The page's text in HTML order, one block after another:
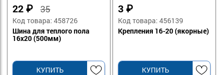
22 ₽35
Код товара: 458726
Шина для теплого пола
16х20 (500мм)
КУПИТЬ
3 ₽
Код товара: 456139
Крепления 16-20 (якорные)
КУПИТЬ